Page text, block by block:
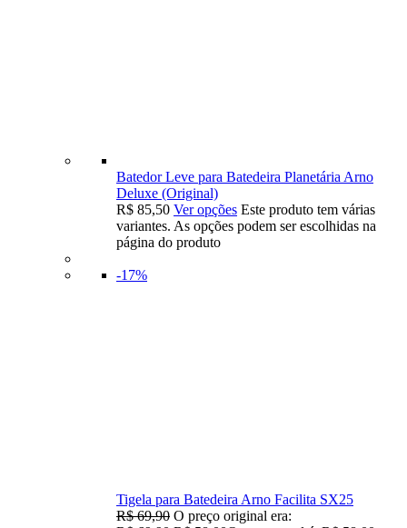
Batedor Leve para Batedeira Planetária Arno
Deluxe (Original)
R$ 85,50 Ver opções Este produto tem várias
variantes. As opções podem ser escolhidas na
página do produto
-17%
Tigela para Batedeira Arno Facilita SX25
R$69,90 O preço original era: